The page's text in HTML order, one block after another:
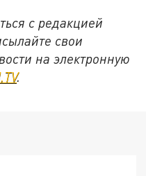
с редакцией
свои
на электронную
.